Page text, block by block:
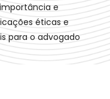
e
éticas e
para o advogado